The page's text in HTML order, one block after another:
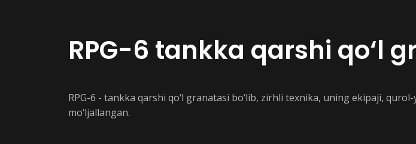
RPG-6 tankka qarshi qo‘l
RPG-6 - tankka qarshi qo‘l granatasi bo‘lib, zirhli texnika, uning ekipaji,
mo‘ljallangan.